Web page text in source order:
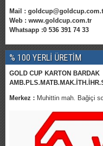
Mail :
Web : www.goldcup.com.tr
Whatsapp :0 536 391 74 33
% 100 YERLİ ÜRETİM
GOLD CUP KARTON BARDAK
Merkez : Muhittin mah. Bağiçi